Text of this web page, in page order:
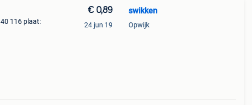
116 plaat:
€ 0,89
24 jun 19
swikken
Opwijk